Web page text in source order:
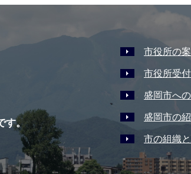
す。
市役所の
市役所受
盛岡市へ
盛岡市の
市の組織